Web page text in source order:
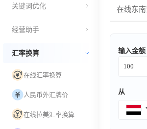
关键词优化
经营助手
汇率换算
在线汇率换算
人民币外汇牌价
在线拉美汇率换算
在线东
输入金额
从